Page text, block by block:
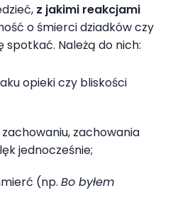
z jakimi reakcjami
o śmierci dziadków czy
spotkać. Należą do nich:
opieki czy bliskości
zachowania
jednocześnie;
(np. Bo byłem